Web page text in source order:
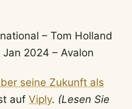
– Tom Holland
Jan 2024 – Avalon
seine Zukunft als
auf Viply. (Lesen Sie